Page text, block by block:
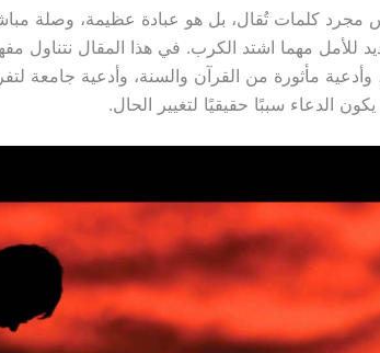
مجرد كلمات تُقال، بل هو عبادة عظيمة، وصلة
للأمل مهما اشتد الكرب. في هذا المقال نتناول
وأدعية مأثورة من القرآن والسنة، وأدعية جامعة
الدعاء سببًا حقيقيًا لتغيير الحال.